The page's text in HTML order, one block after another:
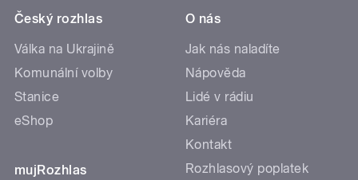
Český rozhlas
Válka na Ukrajině
Komunální volby
Stanice
eShop
mujRozhlas
O nás
Jak nás naladíte
Nápověda
Lidé v rádiu
Kariéra
Kontakt
Rozhlasový poplatek